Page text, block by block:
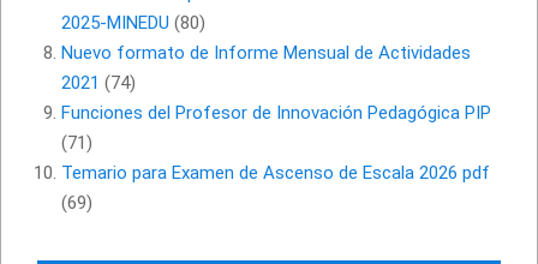
2025-MINEDU (80)
Nuevo formato de Informe Mensual de Actividades
2021 (74)
Funciones del Profesor de Innovación Pedagógica PIP
(71)
Temario para Examen de Ascenso de Escala 2026 pdf
(69)